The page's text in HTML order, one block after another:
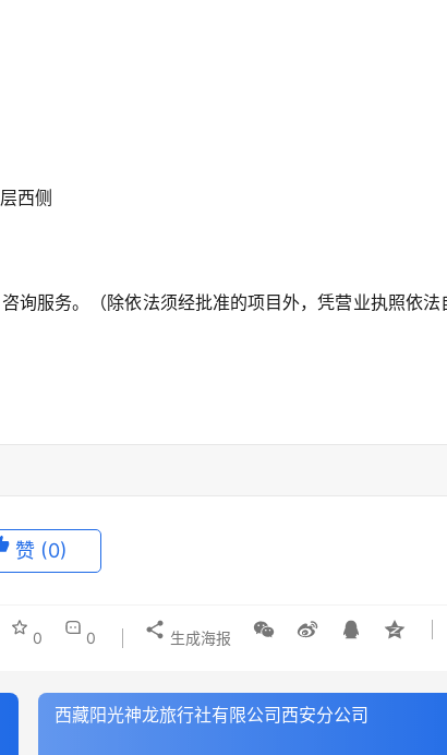
西侧
询服务。（除依法须经批准的项目外，凭营业执照依法
赞 (0)
0 0 生成海报
西藏阳光神龙旅行社有限公司西安分公司